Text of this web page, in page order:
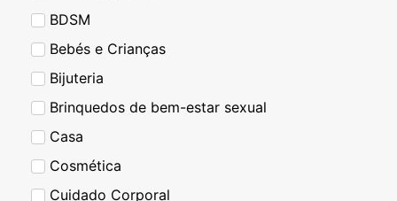
BDSM
Bebés e Crianças
Bijuteria
Brinquedos de bem-estar sexual
Casa
Cosmética
Cuidado Corporal